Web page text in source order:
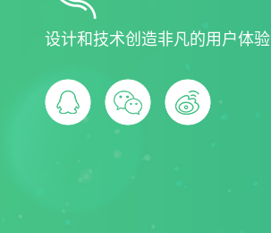
设计和技术创造非凡的用户体验